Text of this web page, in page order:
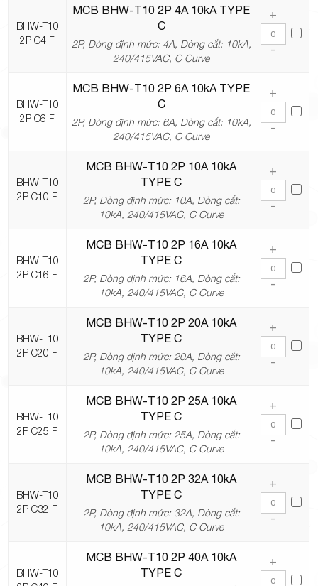
BHW-T10
2P C4 F
MCB BHW-T10 2P 4A 10kA TYPE
C
2P, Dòng định mức: 4A, Dòng cắt: 10kA,
240/415VAC, C Curve
+
-
BHW-T10
2P C6 F
MCB BHW-T10 2P 6A 10kA TYPE
C
2P, Dòng định mức: 6A, Dòng cắt: 10kA,
240/415VAC, C Curve
+
-
BHW-T10
2P C10 F
MCB BHW-T10 2P 10A 10kA
TYPE C
2P, Dòng định mức: 10A, Dòng cắt:
10kA, 240/415VAC, C Curve
+
-
BHW-T10
2P C16 F
MCB BHW-T10 2P 16A 10kA
TYPE C
2P, Dòng định mức: 16A, Dòng cắt:
10kA, 240/415VAC, C Curve
+
-
BHW-T10
2P C20 F
MCB BHW-T10 2P 20A 10kA
TYPE C
2P, Dòng định mức: 20A, Dòng cắt:
10kA, 240/415VAC, C Curve
+
-
BHW-T10
2P C25 F
MCB BHW-T10 2P 25A 10kA
TYPE C
2P, Dòng định mức: 25A, Dòng cắt:
10kA, 240/415VAC, C Curve
+
-
BHW-T10
2P C32 F
MCB BHW-T10 2P 32A 10kA
TYPE C
2P, Dòng định mức: 32A, Dòng cắt:
10kA, 240/415VAC, C Curve
+
-
BHW-T10
MCB BHW-T10 2P 40A 10kA
TYPE C
+